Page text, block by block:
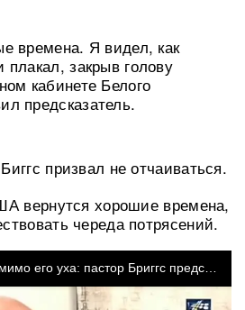
времена. Я видел, как
закрыв голову
кабинете Белого
предсказатель.
призвал не отчаиваться.
вернутся хорошие времена,
череда потрясений.